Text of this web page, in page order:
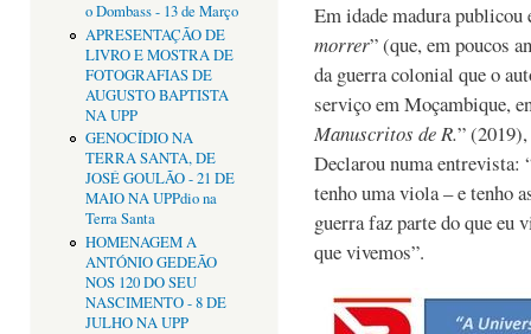
o Dombass - 13 de Março
APRESENTAÇÃO DE
LIVRO E MOSTRA DE
FOTOGRAFIAS DE
AUGUSTO BAPTISTA
NA UPP
GENOCÍDIO NA
TERRA SANTA, DE
JOSÉ GOULÃO - 21 DE
MAIO NA UPPdio na
Terra Santa
HOMENAGEM A
ANTÓNIO GEDEÃO
NOS 120 DO SEU
NASCIMENTO - 8 DE
JULHO NA UPP
Em idade madura
morrer” (que, em poucos
da guerra colonial que o
serviço em Moçambique,
Manuscritos de R.”
Declarou numa entrevista:
tenho uma viola – e tenho
guerra faz parte do que eu
que vivemos”.